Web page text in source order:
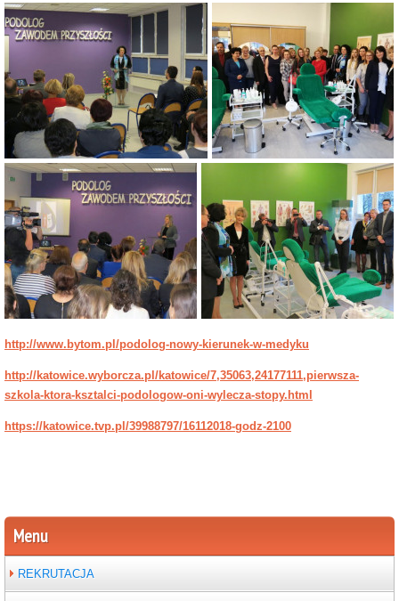
Menu
REKRUTACJA
http://www.bytom.pl/podolog-nowy-kierunek-w-medyku
http://katowice.wyborcza.pl/katowice/7,35063,24177111,pierwsza-
szkola-ktora-ksztalci-podologow-oni-wylecza-stopy.html
https://katowice.tvp.pl/39988797/16112018-godz-2100